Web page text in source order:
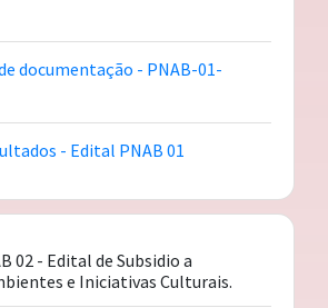
documentação - PNAB-01-
- Edital PNAB 01
02 - Edital de Subsidio a
e Iniciativas Culturais.